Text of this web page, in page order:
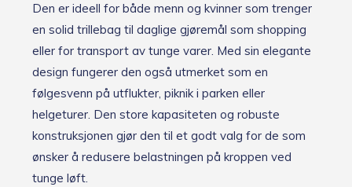
Den er ideell for både menn og kvinner som trenger
en solid trillebag til daglige gjøremål som shopping
eller for transport av tunge varer. Med sin elegante
design fungerer den også utmerket som en
følgesvenn på utflukter, piknik i parken eller
helgeturer. Den store kapasiteten og robuste
konstruksjonen gjør den til et godt valg for de som
ønsker å redusere belastningen på kroppen ved
tunge løft.